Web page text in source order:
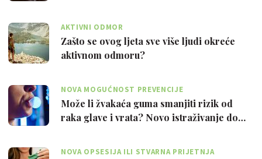
AKTIVNI ODMOR
Zašto se ovog ljeta sve više ljudi okreće
aktivnom odmoru?
NOVA MOGUĆNOST PREVENCIJE
Može li žvakaća guma smanjiti rizik od
raka glave i vrata? Novo istraživanje do…
NOVA OPSESIJA ILI STVARNA PRIJETNJA